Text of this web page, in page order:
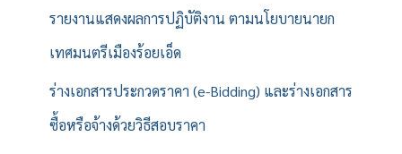
รายงานแสดงผลการปฏิบัติงาน ตามนโยบายนายก
เทศมนตรีเมืองร้อยเอ็ด
ร่างเอกสารประกวดราคา (e-Bidding) และร่างเอกสาร
ซื้อหรือจ้างด้วยวิธีสอบราคา